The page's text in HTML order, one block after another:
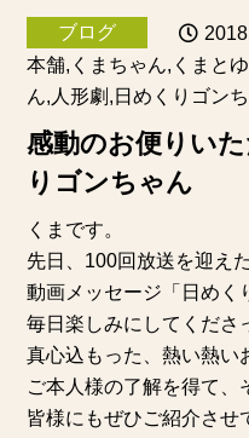
ブログ
本舗,くまちゃん,くまと
ん,人形劇,日めくりゴン
感動のお便りい
りゴンちゃん
くまです。
先日、100回放送を迎え
動画メッセージ「 日めく
毎日楽しみにしてくださ
真心込もった、熱い熱い
ご本人様の了解を得て、
皆様にもぜひご紹介させ